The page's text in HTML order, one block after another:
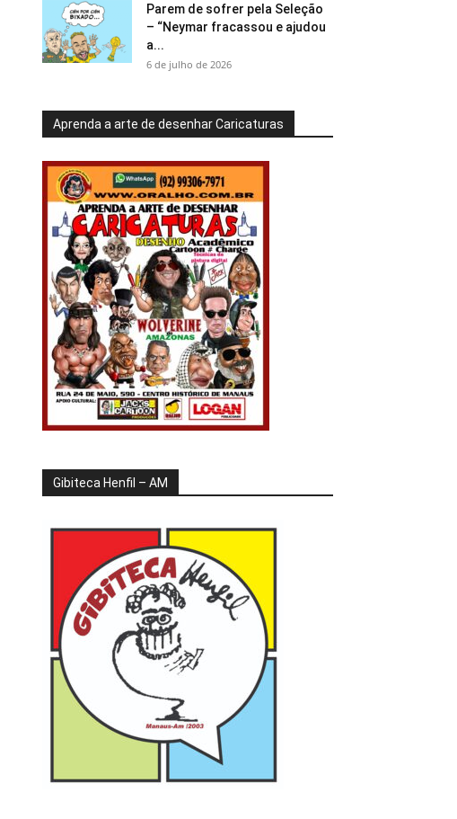
Parem de sofrer pela Seleção
– “Neymar fracassou e ajudou
a...
6 de julho de 2026
Aprenda a arte de desenhar Caricaturas
Gibiteca Henfil – AM